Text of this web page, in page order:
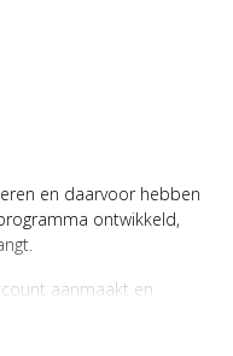
en daarvoor hebben
ontwikkeld,
aanmaakt en
euro 1 spaarpunt,